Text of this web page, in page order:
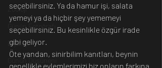
Zooloji
Günün Fotoğrafı
Biyoloji
Günün Düşüneni
seçebilirsiniz. Ya da hamur işi, salata
yemeyi ya da hiçbir şey yememeyi
seçebilirsiniz. Bu kesinlikle özgür irade
gibi geliyor.
Öte yandan, sinirbilim kanıtları, beynin
genellikle eylemlerimizi biz onların farkına